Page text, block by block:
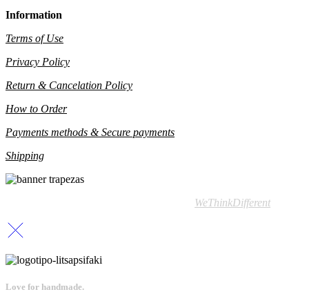
Information
Terms of Use
Privacy Policy
Return & Cancelation Policy
How to Order
Payments methods & Secure payments
Shipping
WeThinkDifferent
Love for handmade.